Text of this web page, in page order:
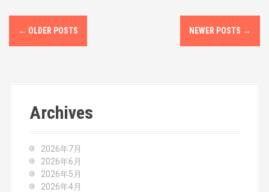
P
o
← OLDER POSTS NEWER POSTS →
Archives
2026年7月
2026年6月
2026年5月
2026年4月